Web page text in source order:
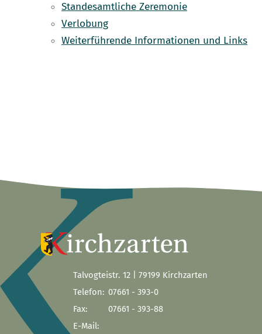
Standesamtliche Zeremonie
Verlobung
Weiterführende Informationen und Links
Talvogteistr. 12 | 79199 Kirchzarten
Telefon: 07661 - 393-0
Fax:
07661 - 393-88
E-Mail: